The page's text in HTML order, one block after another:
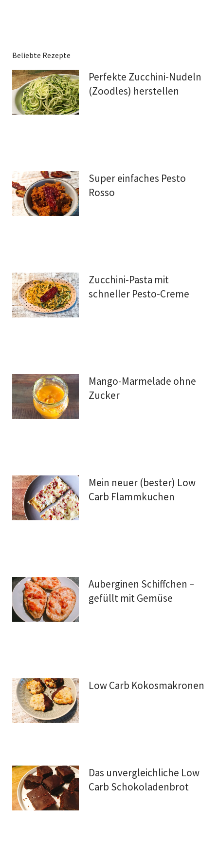
Beliebte Rezepte
Perfekte Zucchini-Nudeln
(Zoodles) herstellen
Super einfaches Pesto
Rosso
Zucchini-Pasta mit
schneller Pesto-Creme
Mango-Marmelade ohne
Zucker
Mein neuer (bester) Low
Carb Flammkuchen
Auberginen Schiffchen –
gefüllt mit Gemüse
Low Carb Kokosmakronen
Das unvergleichliche Low
Carb Schokoladenbrot